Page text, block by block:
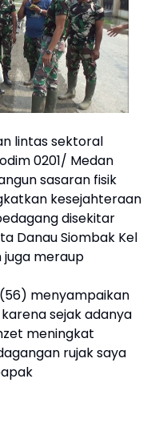
lintas sektoral
0201/ Medan
sasaran fisik
kesejahteraan
disekitar
Danau Siombak Kel
juga meraup
menyampaikan
sejak adanya
meningkat
rujak saya